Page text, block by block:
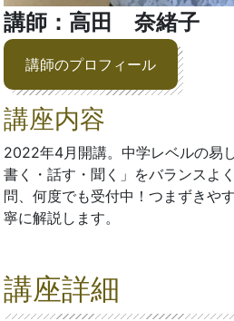
講師：高田 奈緒子
講師のプロフィール
講座内容
2022年4月開講。中学レベルの易
書く・話す・聞く」をバランスよ
問、何度でも受付中！つまずきや
寧に解説します。
講座詳細